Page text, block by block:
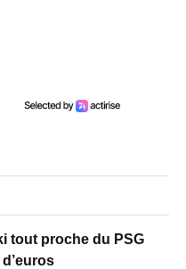
tout proche du PSG